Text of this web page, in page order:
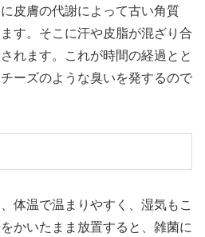
皮膚の代謝によって古い角質
す。そこに汗や皮脂が混ざり合
れます。これが時間の経過とと
ーズのような臭いを発するので
体温で温まりやすく、湿気もこ
かいたまま放置すると、雑菌に